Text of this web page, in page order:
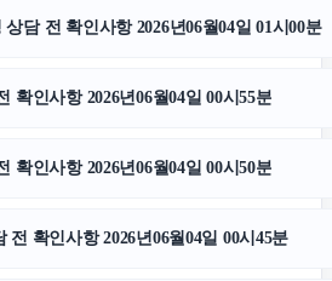
담 전 확인사항 2026년06월04일 01시00분
확인사항 2026년06월04일 00시55분
확인사항 2026년06월04일 00시50분
전 확인사항 2026년06월04일 00시45분